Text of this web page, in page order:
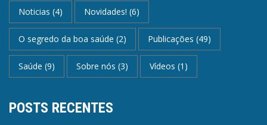
Noticias (4) Novidades! (6)
O segredo da boa saúde (2) Publicações (49)
Saúde (9) Sobre nós (3) Vídeos (1)
POSTS RECENTES